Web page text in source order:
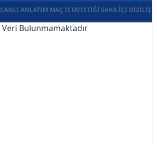
CANLI ANLATIM MAÇ İSTATISTIĞISAHA İÇI DIZILIŞ
Veri Bulunmamaktadır